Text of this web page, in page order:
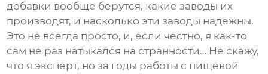
добавки вообще берутся, какие заводы их
производят, и насколько эти заводы надежны.
Это не всегда просто, и, если честно, я как-то
сам не раз натыкался на странности… Не скажу,
что я эксперт, но за годы работы с пищевой